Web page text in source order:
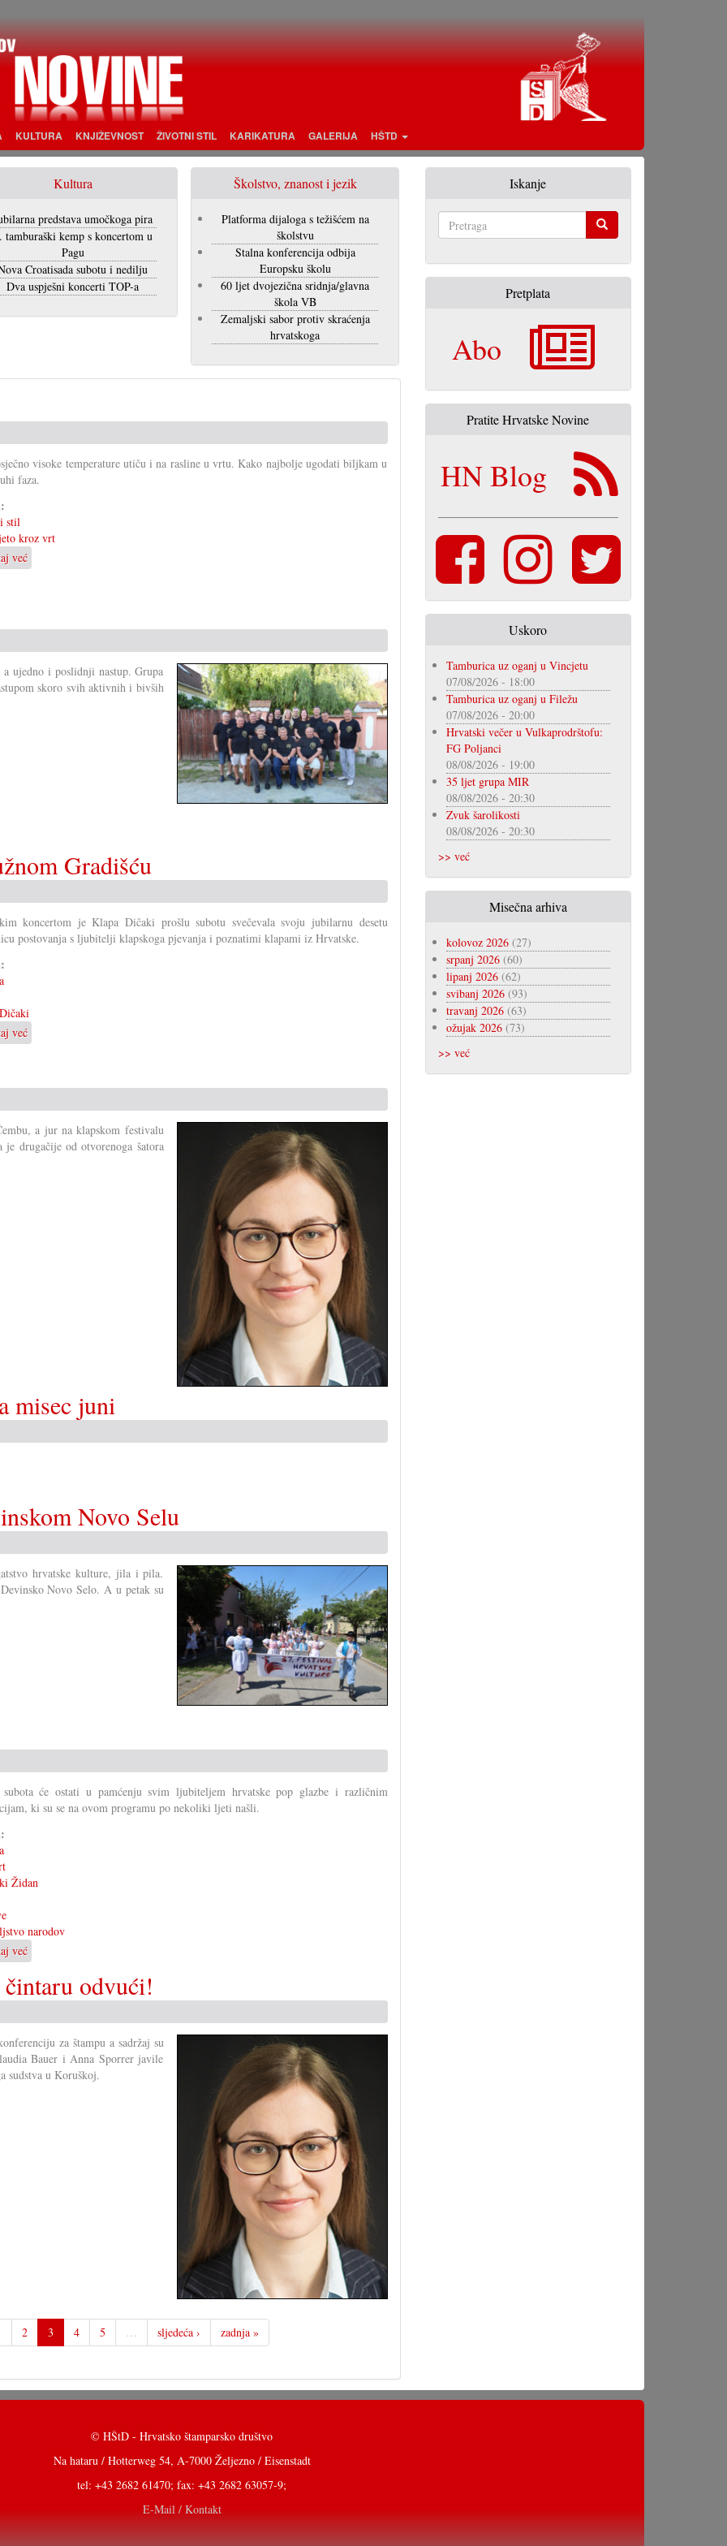
KULTURA KNJIŽEVNOST ŽIVOTNI STIL KARIKATURA GALERIJA HŠTD
Kultura
predstava umočkoga pira
tamburaški kemp s koncertom u
Pagu
Croatisada subotu i nedilju
Dva uspješni koncerti TOP-a
Školstvo, znanost i jezik
Platforma dijaloga s težišćem na
školstvu
Stalna konferencija odbija
Europsku školu
60 ljet dvojezična sridnja/glavna
škola VB
Zemaljski sabor protiv skraćenja
hrvatskoga
visoke temperature utiču i na rasline u vrtu. Kako najbolje ugodati biljkam u
faza.
stil
kroz vrt
već
Vrt
ujedno i poslidnji nastup. Grupa
skoro svih aktivnih i bivših
Gradišću
koncertom je Klapa Dičaki prošlu subotu svečevala svoju jubilarnu desetu
postovanja s ljubitelji klapskoga pjevanja i poznatimi klapami iz Hrvatske.
već
10
u
južnom
Gradišću
a jur na klapskom festivalu
drugačije od otvorenoga šatora
misec juni
Novo Selu
hrvatske kulture, jila i pila.
Novo Selo. A u petak su
subota će ostati u pamćenju svim ljubiteljem hrvatske pop glazbe i različnim
ki su se na ovom programu po nekoliki ljeti našli.
Židan
narodov
već
Prijateljstvo
narodov
odvući!
za štampu a sadržaj su
Bauer i Anna Sporrer javile
sudstva u Koruškoj.
2 3 4 5 … sljedeća › zadnja »
Iskanje
Pretplata
Abo
Pratite Hrvatske Novine
HN Blog
Uskoro
Tamburica uz oganj u Vincjetu
07/08/2026 - 18:00
Tamburica uz oganj u Filežu
07/08/2026 - 20:00
Hrvatski večer u Vulkaprodrštofu:
FG Poljanci
08/08/2026 - 19:00
35 ljet grupa MIR
08/08/2026 - 20:30
Zvuk šarolikosti
08/08/2026 - 20:30
>> već
Misečna arhiva
kolovoz 2026(27)
srpanj 2026(60)
lipanj 2026(62)
svibanj 2026(93)
travanj 2026(63)
ožujak 2026(73)
>> već
© HŠtD - Hrvatsko štamparsko društvo
Na hataru / Hotterweg 54, A-7000 Željezno / Eisenstadt
tel: +43 2682 61470; fax: +43 2682 63057-9;
E-Mail / Kontakt